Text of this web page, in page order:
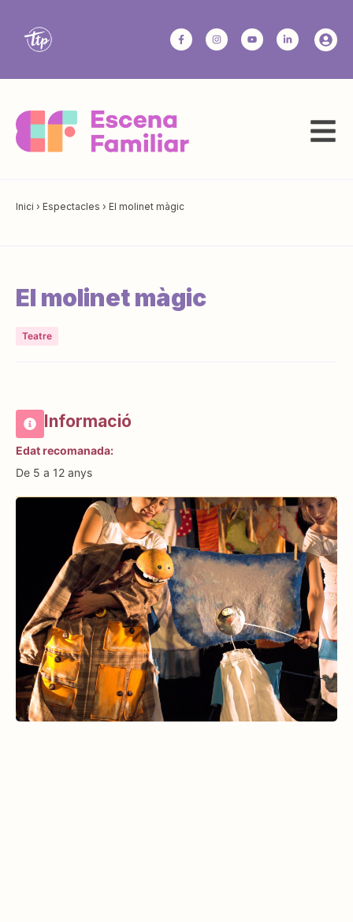
Inici › Espectacles › El molinet màgic
El molinet màgic
Teatre
Informació
Edat recomanada:
De 5 a 12 anys